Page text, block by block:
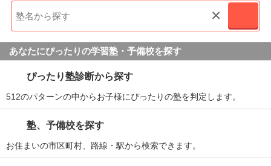
×
あなたにぴったりの学習塾・予備校を探す
ぴったり塾診断から探す
512のパターンの中からお子様にぴったりの塾を判定します。
塾、予備校を探す
お住まいの市区町村、路線・駅から検索できます。